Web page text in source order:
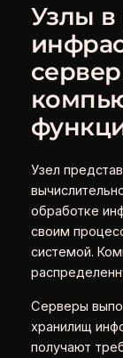
Узлы в
Узел
обработке
своим
системой.
Серверы
хранилищ
получают